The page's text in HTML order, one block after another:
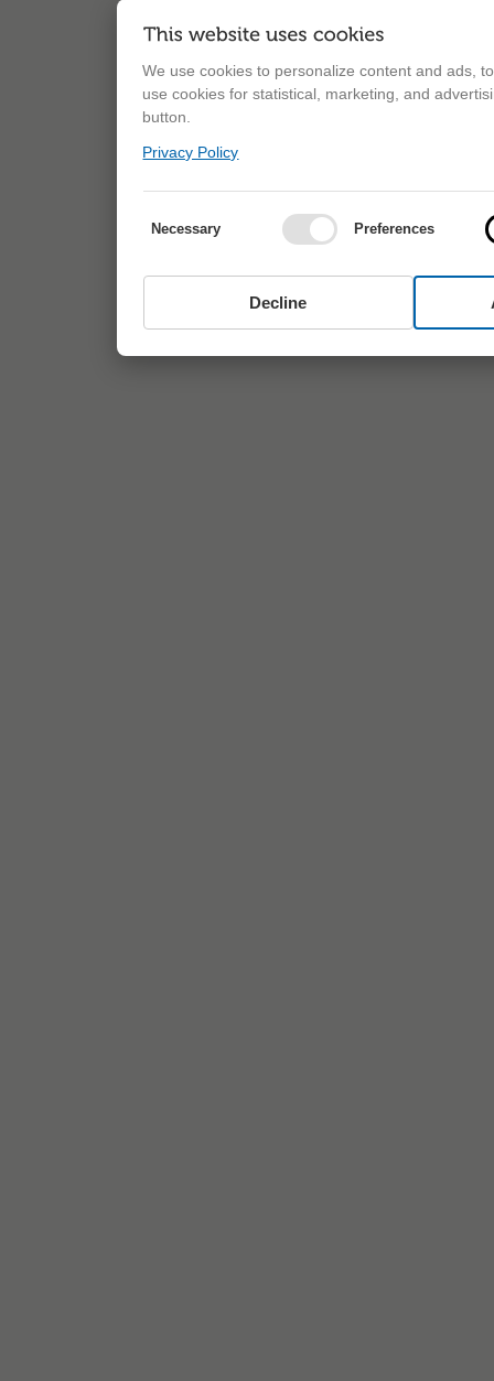
We use cookies to personalize content and ads,
use cookies for statistical, marketing, and
button.
Privacy Policy
Necessary Preferences
Decline